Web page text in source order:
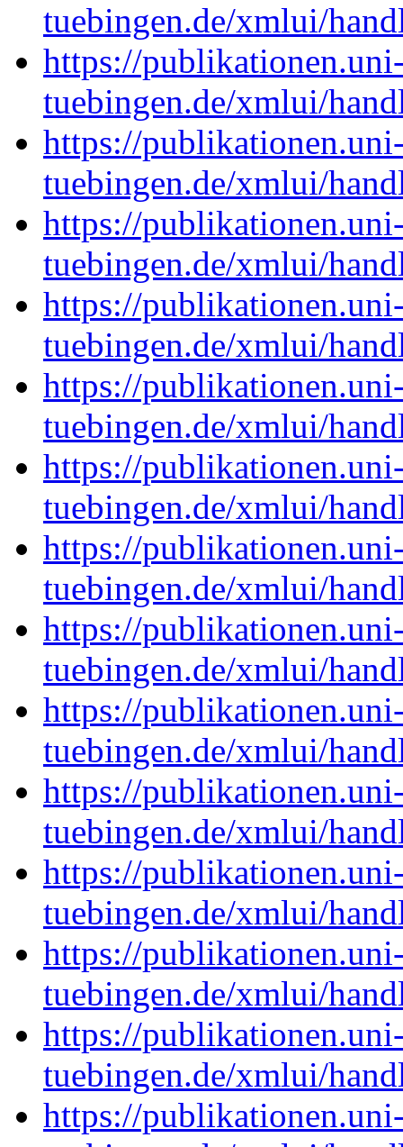
tuebingen.de/xmlui/
https://
tuebingen.de/xmlui/
https://
tuebingen.de/xmlui/
https://
tuebingen.de/xmlui/
https://
tuebingen.de/xmlui/
https://
tuebingen.de/xmlui/
https://
tuebingen.de/xmlui/
https://
tuebingen.de/xmlui/
https://
tuebingen.de/xmlui/
https://
tuebingen.de/xmlui/
https://
tuebingen.de/xmlui/
https://
tuebingen.de/xmlui/
https://
tuebingen.de/xmlui/
https://
tuebingen.de/xmlui/
https://